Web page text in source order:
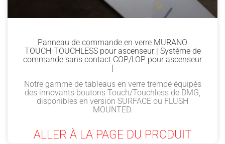
Panneau de commande en verre MURANO
TOUCH-TOUCHLESS pour ascenseur | Système de
commande sans contact COP/LOP pour ascenseur
|
Notre gamme de tableaus en verre trempé équipés
des innovants boutons Touch/Touchless de DMG,
disponibles en version SURFACE ou FLUSH
MOUNTED.
ALLER À LA PAGE DU PRODUIT